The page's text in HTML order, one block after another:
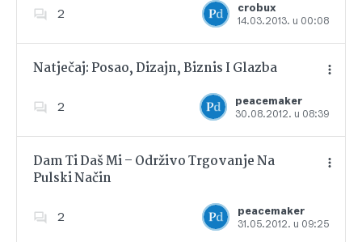
2
crobux
14.03.2013. u 00:08
Dodajte u favorite
Natječaj: Posao, Dizajn, Biznis I Glazba
2
peacemaker
30.08.2012. u 08:39
Dodajte u favorite
Dam Ti Daš Mi – Održivo Trgovanje Na
Pulski Način
2
peacemaker
31.05.2012. u 09:25
Dodajte u favorite